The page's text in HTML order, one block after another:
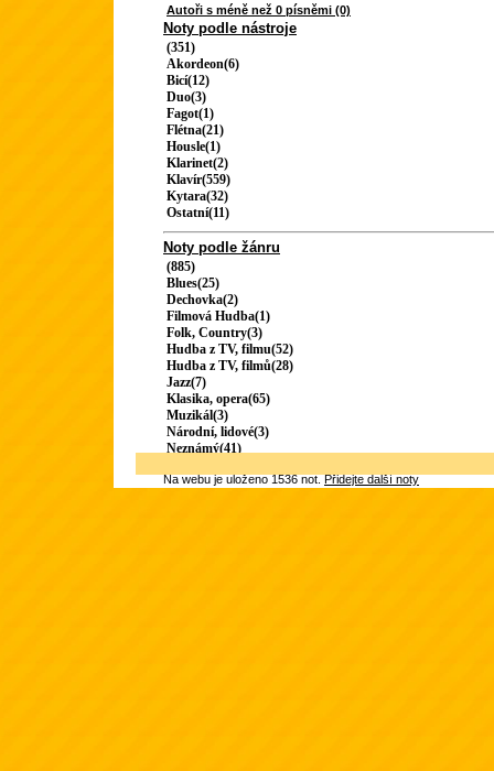
Autoři s méně než 0 písněmi (0)
Noty podle nástroje
(351)
Akordeon(6)
Bicí(12)
Duo(3)
Fagot(1)
Flétna(21)
Housle(1)
Klarinet(2)
Klavír(559)
Kytara(32)
Ostatní(11)
Noty podle žánru
(885)
Blues(25)
Dechovka(2)
Filmová Hudba(1)
Folk, Country(3)
Hudba z TV, filmu(52)
Hudba z TV, filmů(28)
Jazz(7)
Klasika, opera(65)
Muzikál(3)
Národní, lidové(3)
Neznámý(41)
Na webu je uloženo 1536 not.Přidejte další noty